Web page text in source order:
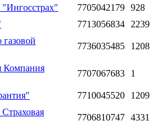
"Ингосстрах" 7705042179 928
7713056834 2239
7736035485 1208
Компания
7707067683 1
7710045520 1209
7706810747 4331